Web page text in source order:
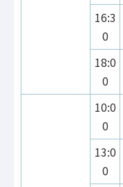
16:3
0
18:0
0
10:0
0
13:0
0